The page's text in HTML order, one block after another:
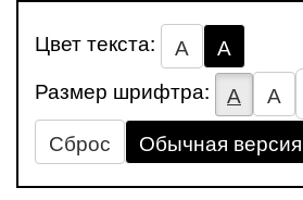
Цвет текста: А
А
Размер шрифтра:
А А
Сброс
Обычная версия